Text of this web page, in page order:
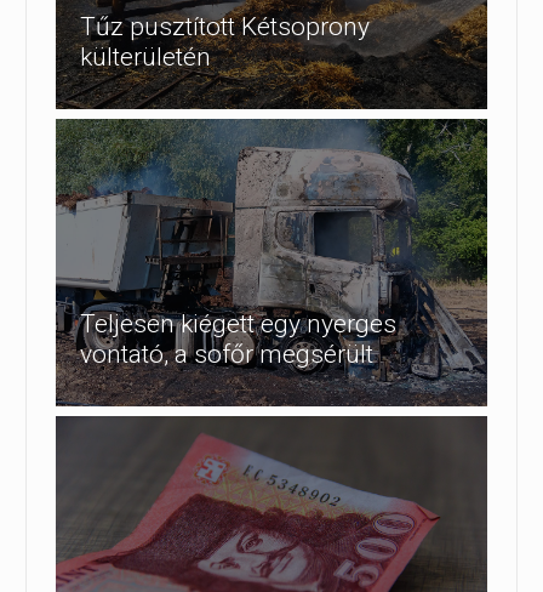
Tűz pusztított Kétsoprony
külterületén
Teljesen kiégett egy nyerges
vontató, a sofőr megsérült